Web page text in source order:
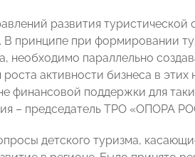
развития
В принципе при формировании
необходимо параллельно
роста активности бизнеса в
финансовой поддержки для
– председатель ТРО «ОПОРА
детского туризма,